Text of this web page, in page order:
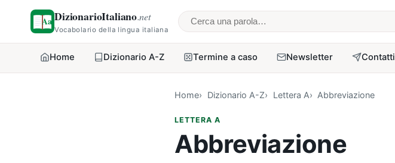
DizionarioItaliano.net
Vocabolario della lingua italiana Cerca una parola
Home Dizionario A-Z Termine a caso Newsletter Contatti
Home Dizionario A-Z Lettera A Abbreviazione
LETTERA A
Abbreviazione